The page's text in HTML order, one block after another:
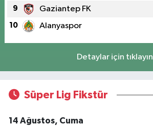
9 Gaziantep FK
10 Alanyaspor
Detaylar için tıklayın
Süper Lig Fikstür
14 Ağustos, Cuma